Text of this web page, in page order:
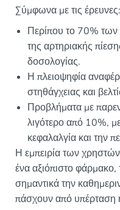
Σύμφωνα με τις έρευνες:
Περίπου το 70%
της αρτηριακής
δοσολογίας.
Η πλειοψηφία
στηθάγχειας και
Προβλήματα με
λιγότερο από 10%,
κεφαλαλγία και την
Η εμπειρία των χρηστών
ένα αξιόπιστο φάρμακο,
σημαντικά την
πάσχουν από υπέρταση